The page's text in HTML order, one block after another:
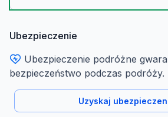
Ubezpieczenie
Ubezpieczenie podróżne
bezpieczeństwo podczas podróży.
Uzyskaj